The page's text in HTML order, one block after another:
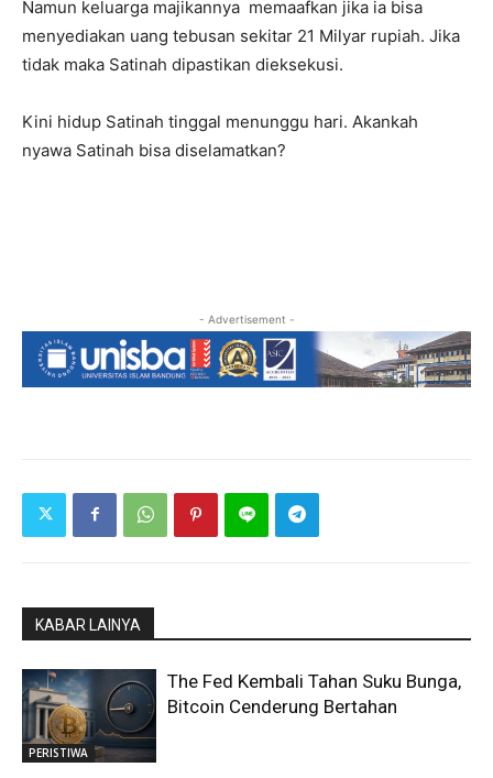
Namun keluarga majikannya memaafkan jika ia bisa
menyediakan uang tebusan sekitar 21 Milyar rupiah. Jika
tidak maka Satinah dipastikan dieksekusi.
Kini hidup Satinah tinggal menunggu hari. Akankah
nyawa Satinah bisa diselamatkan?
- Advertisement -
KABAR LAINYA
PERISTIWA
The Fed Kembali Tahan Suku Bunga,
Bitcoin Cenderung Bertahan